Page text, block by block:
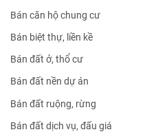
Bán căn hộ chung cư
Bán biệt thự, liền kề
Bán đất ở, thổ cư
Bán đất nền dự án
Bán đất ruộng, rừng
Bán đất dịch vụ, đấu giá